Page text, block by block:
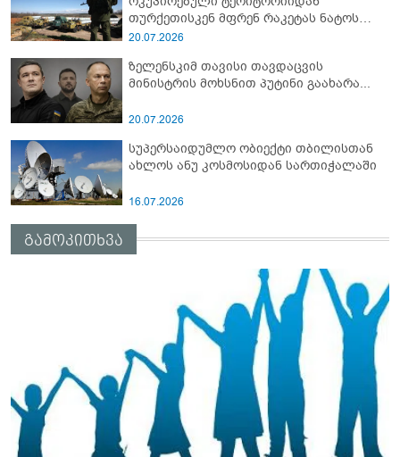
თურქეთისკენ მფრენ რაკეტას ნატოს
სამიტი კინაღამ ჩაუშლია
20.07.2026
ზელენსკიმ თავისი თავდაცვის
მინისტრის მოხსნით პუტინი გაახარა...
20.07.2026
სუპერსაიდუმლო ობიექტი თბილისთან
ახლოს ანუ კოსმოსიდან სართიჭალაში
16.07.2026
გამოკითხვა